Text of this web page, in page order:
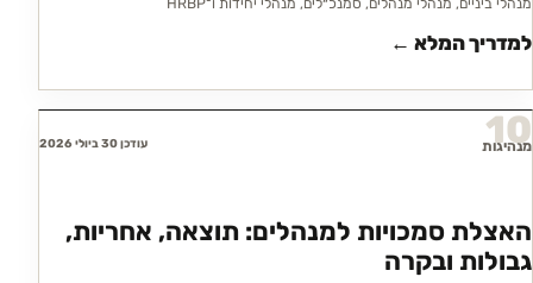
מנהלי ביניים, מנהלי מנהלים, סמנכ״לים, מנהלי יחידות ו־HRBP
למדריך המלא ←
מנהיגות עודכן 30 ביולי 2026
האצלת סמכויות למנהלים: תוצאה, אחריות,
גבולות ובקרה
10